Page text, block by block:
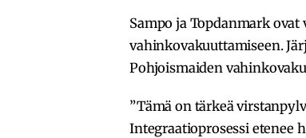
Sampo ja Topdanmark
vahinkovakuuttamiseen.
Pohjoismaiden
”Tämä on tärkeä
Integraatioprosessi etenee